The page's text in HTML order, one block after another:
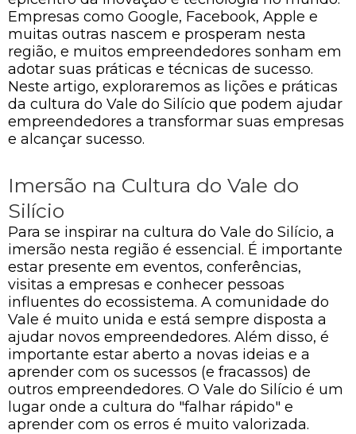
Empresas como Google, Facebook, Apple e
muitas outras nascem e prosperam nesta
região, e muitos empreendedores sonham em
adotar suas práticas e técnicas de sucesso.
Neste artigo, exploraremos as lições e práticas
da cultura do Vale do Silício que podem ajudar
empreendedores a transformar suas empresas
e alcançar sucesso.
Imersão na Cultura do Vale do
Silício
Para se inspirar na cultura do Vale do Silício, a
imersão nesta região é essencial. É importante
estar presente em eventos, conferências,
visitas a empresas e conhecer pessoas
influentes do ecossistema. A comunidade do
Vale é muito unida e está sempre disposta a
ajudar novos empreendedores. Além disso, é
importante estar aberto a novas ideias e a
aprender com os sucessos (e fracassos) de
outros empreendedores. O Vale do Silício é um
lugar onde a cultura do "falhar rápido" e
aprender com os erros é muito valorizada.